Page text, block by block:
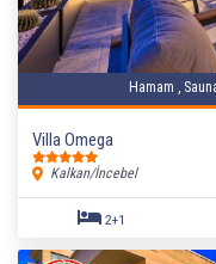
Hamam ,
Villa Omega
Kalkan/İncebel